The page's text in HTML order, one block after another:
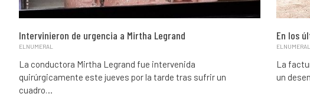
Intervinieron de urgencia a Mirtha Legrand
ELNUMERAL
La conductora Mirtha Legrand fue intervenida
quirúrgicamente este jueves por la tarde tras sufrir un
cuadro…
En los
ELNUMERAL
La
un